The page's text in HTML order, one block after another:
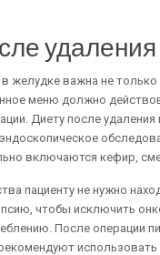
желудке важна не
меню должно
Диету после
включаются кефир,
пациенту не нужно
чтобы исключить
После операции